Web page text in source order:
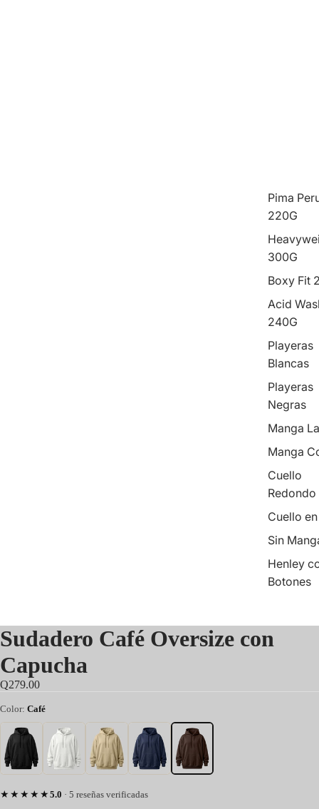
Pima
220G
300G
Boxy Fit
Acid
240G
Playeras
Blancas
Playeras
Negras
Manga
Manga
Cuello
Redondo
Cuello
Sin
Henley
Botones
Sudadero Café Oversize con
Capucha
Q279.00
Color: Café
★★★★★ 5.0 · 5 reseñas verificadas